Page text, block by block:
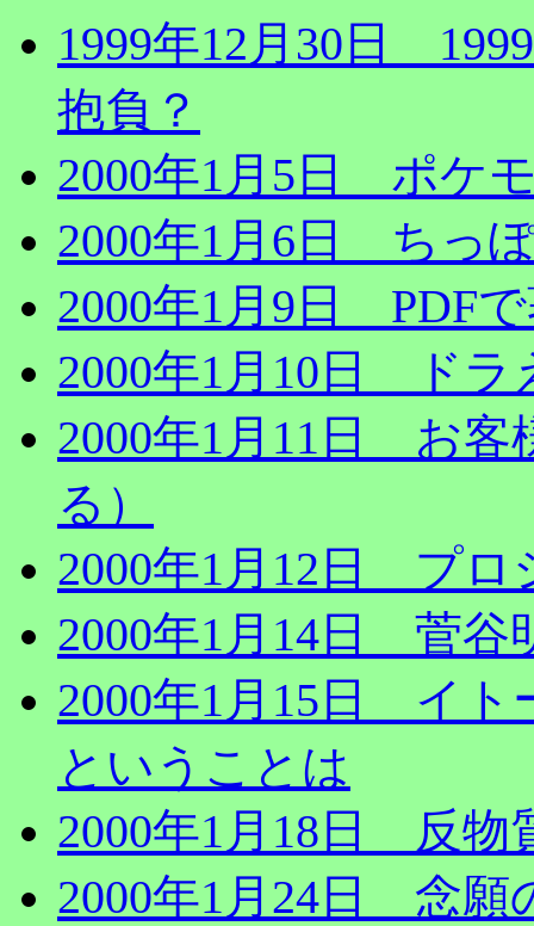
1999年12月30日
抱負？
2000年1月5日 ポケ
2000年1月6日 ちっ
2000年1月9日 PDF
2000年1月10日 ドラ
2000年1月11日 お客
る）
2000年1月12日 プロ
2000年1月14日 菅谷
2000年1月15日 イト
ということは
2000年1月18日 反物
2000年1月24日 念願